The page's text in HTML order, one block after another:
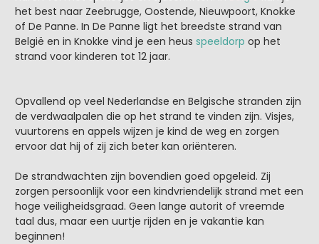
het best naar Zeebrugge, Oostende, Nieuwpoort, Knokke
of De Panne. In De Panne ligt het breedste strand van
België en in Knokke vind je een heus speeldorp op het
strand voor kinderen tot 12 jaar.
Opvallend op veel Nederlandse en Belgische stranden zijn
de verdwaalpalen die op het strand te vinden zijn. Visjes,
vuurtorens en appels wijzen je kind de weg en zorgen
ervoor dat hij of zij zich beter kan oriënteren.
De strandwachten zijn bovendien goed opgeleid. Zij
zorgen persoonlijk voor een kindvriendelijk strand met een
hoge veiligheidsgraad. Geen lange autorit of vreemde
taal dus, maar een uurtje rijden en je vakantie kan
beginnen!